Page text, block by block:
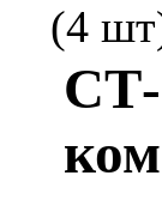
(4
СТ-